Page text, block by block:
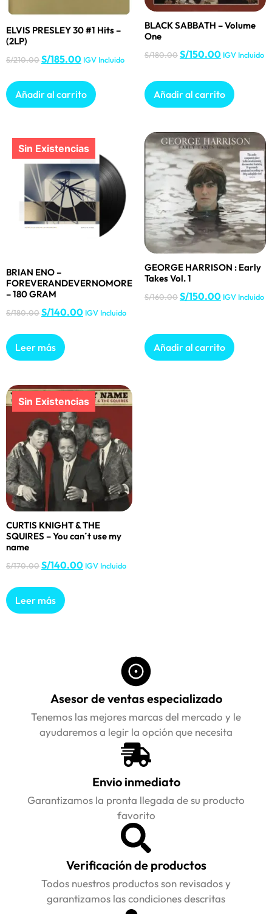
ELVIS PRESLEY 30 #1 Hits –
(2LP)
S/210.00S/185.00 IGV Incluido
Añadir al carrito
BLACK SABBATH – Volume
One
S/180.00S/150.00 IGV Incluido
Añadir al carrito
BRIAN ENO –
FOREVERANDEVERNOMORE
– 180 GRAM
S/180.00S/140.00 IGV Incluido
Leer más
GEORGE HARRISON : Early
Takes Vol. 1
S/160.00S/150.00 IGV Incluido
Añadir al carrito
CURTIS KNIGHT & THE
SQUIRES – You can´t use my
name
S/170.00S/140.00 IGV Incluido
Leer más
Asesor de ventas especializado
Tenemos las mejores marcas del mercado y le
ayudaremos a legir la opción que necesita
Envio inmediato
Garantizamos la pronta llegada de su producto
favorito
Verificación de productos
Todos nuestros productos son revisados y
garantizamos las condiciones descritas